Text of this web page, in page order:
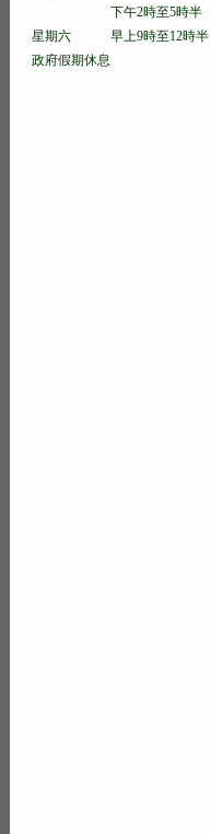
下午2時至5時半
星期六 早上9時至12時半
政府假期休息